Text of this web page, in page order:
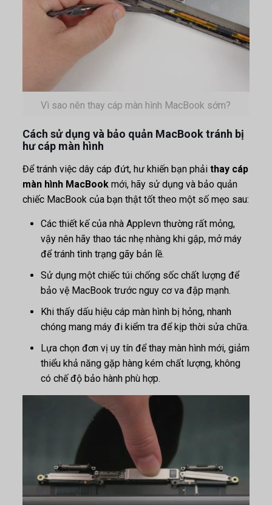
Vì sao nên thay cáp màn hình MacBook sớm?
Cách sử dụng và bảo quản MacBook tránh bị
hư cáp màn hình
Để tránh việc dây cáp đứt, hư khiến bạn phải thay cáp
màn hình MacBook mới, hãy sử dụng và bảo quản
chiếc MacBook của bạn thật tốt theo một số mẹo sau:
Các thiết kế của nhà Applevn thường rất mỏng,
vậy nên hãy thao tác nhẹ nhàng khi gập, mở máy
để tránh tình trạng gãy bản lề.
Sử dụng một chiếc túi chống sốc chất lượng để
bảo vệ MacBook trước nguy cơ va đập mạnh.
Khi thấy dấu hiệu cáp màn hình bị hỏng, nhanh
chóng mang máy đi kiểm tra để kịp thời sửa chữa.
Lựa chọn đơn vị uy tín để thay màn hình mới, giảm
thiểu khả năng gặp hàng kém chất lượng, không
có chế độ bảo hành phù hợp.